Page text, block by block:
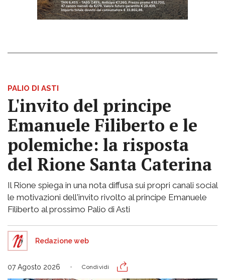
PALIO DI ASTI
L'invito del principe
Emanuele Filiberto e le
polemiche: la risposta
del Rione Santa Caterina
Il Rione spiega in una nota diffusa sui propri canali social
le motivazioni dell'invito rivolto al principe Emanuele
Filiberto al prossimo Palio di Asti
Redazione web
07 Agosto 2026 Condividi